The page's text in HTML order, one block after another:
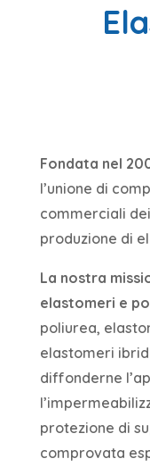
Fondata nel
l’unione di
commerciali
produzione di
La nostra
elastomeri e
poliurea,
elastomeri
diffonderne
protezione di
comprovata